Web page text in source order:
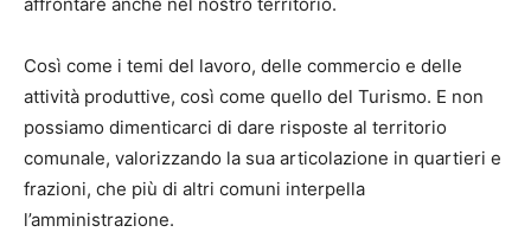
Così come i temi del lavoro, delle commercio e delle
attività produttive, così come quello del Turismo. E non
possiamo dimenticarci di dare risposte al territorio
comunale, valorizzando la sua articolazione in quartieri e
frazioni, che più di altri comuni interpella
l’amministrazione.